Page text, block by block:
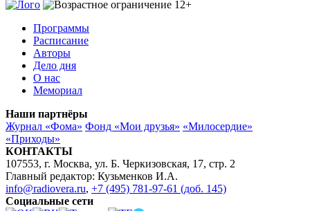
Программы
Расписание
Авторы
Дело дня
О нас
Мемориал
Наши партнёры
Журнал «Фома» Фонд «Мои друзья» «Милосердие»
«Приходы»
КОНТАКТЫ
107553, г. Москва, ул. Б. Черкизовская, 17, стр. 2
Главный редактор: Кузьменков И.А.
info@radiovera.ru, +7 (495) 781-97-61 (доб. 145)
Социальные сети